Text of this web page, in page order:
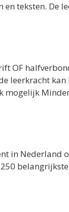
teksten. De
OF
leerkracht
mogelijk
in Nederland
belangrijkste